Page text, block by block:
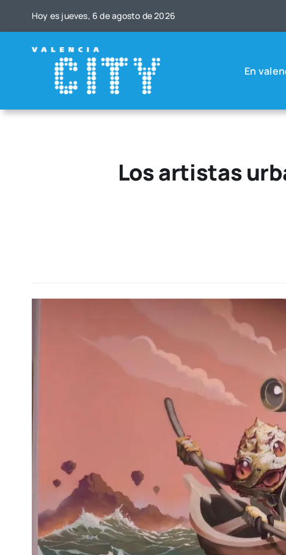
Hoy es jue­ves, 6 de agos­to de 2026
En
Los artistas